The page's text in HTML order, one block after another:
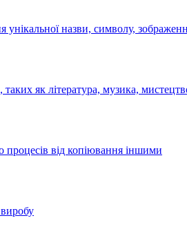
назви, символу,
як література, музика,
процесів від копіювання іншими